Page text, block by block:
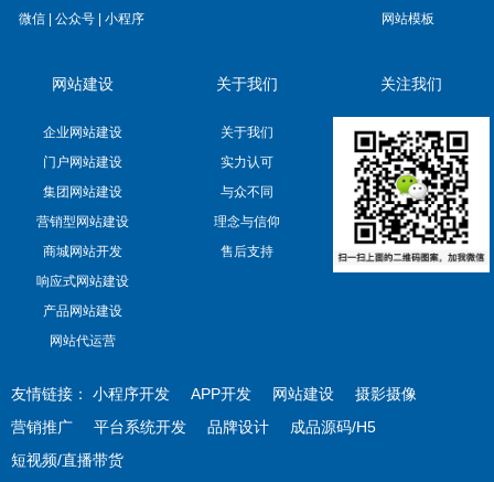
微信 | 公众号 | 小程序
网站模板
网站建设
企业网站建设
门户网站建设
集团网站建设
营销型网站建设
商城网站开发
响应式网站建设
产品网站建设
网站代运营
关于我们
关于我们
实力认可
与众不同
理念与信仰
售后支持
关注我们
友情链接： 小程序开发 APP开发 网站建设
摄影摄像
营销推广
平台系统开发 品牌设计
成品源码/H5
短视频/直播带货